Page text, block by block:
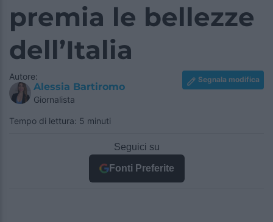
premia le bellezze
dell’Italia
Autore:
Alessia Bartiromo
Giornalista
Segnala modifica
Tempo di lettura: 5 minuti
Seguici su
Fonti Preferite